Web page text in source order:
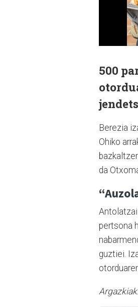
500
Berezia
Ohiko
da
pertsona
guztiei.